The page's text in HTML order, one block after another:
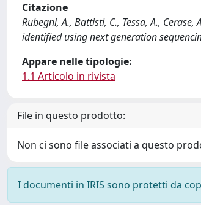
Citazione
Rubegni, A., Battisti, C., Tessa, A.,
identified using next generation
Appare nelle tipologie:
1.1 Articolo in rivista
File in questo prodotto:
Non ci sono file associati a questo
I documenti in IRIS sono protetti da